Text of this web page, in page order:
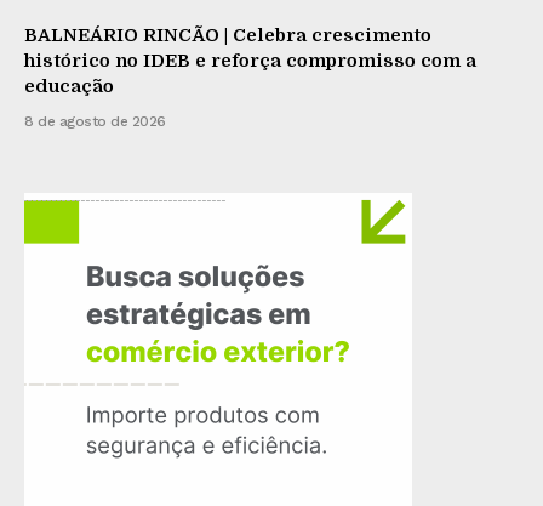
BALNEÁRIO RINCÃO | Celebra crescimento
histórico no IDEB e reforça compromisso com a
educação
8 de agosto de 2026